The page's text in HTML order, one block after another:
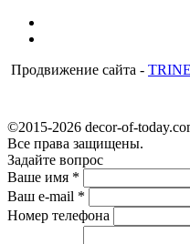
Продвижение сайта -
©2015-2026 decor-of-
Все права защищены.
Задайте вопрос
Ваше имя *
Ваш e-mail *
Номер телефона